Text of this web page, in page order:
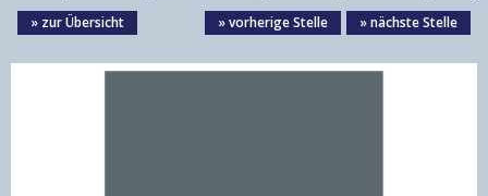
» zur Übersicht
» vorherige Stelle » nächste Stelle